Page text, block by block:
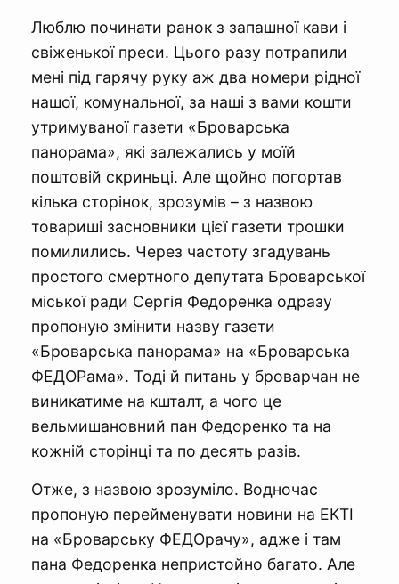
Люблю починати ранок з запашної кави і
свіженької преси. Цього разу потрапили
мені під гарячу руку аж два номери рідної
нашої, комунальної, за наші з вами кошти
утримуваної газети «Броварська
панорама», які залежались у моїй
поштовій скриньці. Але щойно погортав
кілька сторінок, зрозумів – з назвою
товариші засновники цієї газети трошки
помилились. Через частоту згадувань
простого смертного депутата Броварської
міської ради Сергія Федоренка одразу
пропоную змінити назву газети
«Броварська панорама» на «Броварська
ФЕДОРама». Тоді й питань у броварчан не
виникатиме на кшталт, а чого це
вельмишановний пан Федоренко та на
кожній сторінці та по десять разів.
Отже, з назвою зрозуміло. Водночас
пропоную перейменувати новини на ЕКТІ
на «Броварську ФЕДОрачу», адже і там
пана Федоренка непристойно багато. Але